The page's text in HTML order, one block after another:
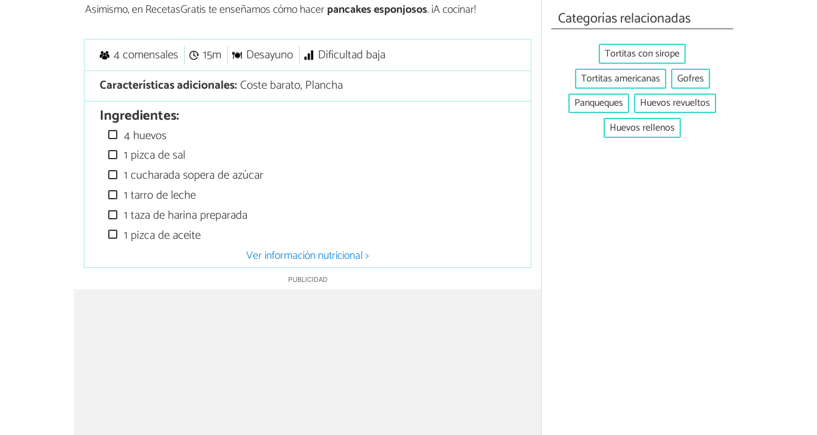
Asimismo, en RecetasGratis te enseñamos cómo hacerpancakes esponjosos. ¡A cocinar!
4 comensales 15m Desayuno
Dificultad baja
Características adicionales:Coste barato, Plancha
Ingredientes:
4 huevos
1 pizca de sal
1 cucharada sopera de azúcar
1 tarro de leche
1 taza de harina preparada
1 pizca de aceite
Ver información nutricional >
Categorías relacionadas
Tortitas con sirope
Tortitas americanas
Gofres
Panqueques
Huevos revueltos
Huevos rellenos